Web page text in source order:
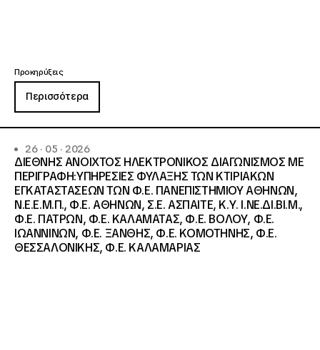
Προκηρύξεις
Περισσότερα
26 · 05 · 2026
ΔΙΕΘΝΗΣ ΑΝΟΙΧΤΟΣ ΗΛΕΚΤΡΟΝΙΚΟΣ ΔΙΑΓΩΝΙΣΜΟΣ ΜΕ
ΠΕΡΙΓΡΑΦΗ:ΥΠΗΡΕΣΙΕΣ ΦΥΛΑΞΗΣ ΤΩΝ ΚΤΙΡΙΑΚΩΝ
ΕΓΚΑΤΑΣΤΑΣΕΩΝ ΤΩΝ Φ.Ε. ΠΑΝΕΠΙΣΤΗΜΙΟΥ ΑΘΗΝΩΝ,
Ν.Ε.Ε.Μ.Π., Φ.Ε. ΑΘΗΝΩΝ, Σ.Ε. ΑΣΠΑΙΤΕ, Κ.Υ. Ι.ΝΕ.ΔΙ.ΒΙ.Μ.,
Φ.Ε. ΠΑΤΡΩΝ, Φ.Ε. ΚΑΛΑΜΑΤΑΣ, Φ.Ε. ΒΟΛΟΥ, Φ.Ε.
ΙΩΑΝΝΙΝΩΝ, Φ.Ε. ΞΑΝΘΗΣ, Φ.Ε. ΚΟΜΟΤΗΝΗΣ, Φ.Ε.
ΘΕΣΣΑΛΟΝΙΚΗΣ, Φ.Ε. ΚΑΛΑΜΑΡΙΑΣ